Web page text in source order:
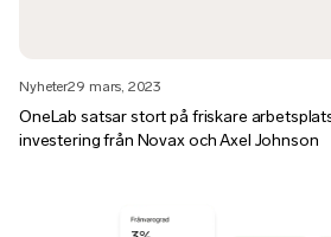
Nyheter29 mars, 2023
OneLab satsar stort på friskare
investering från Novax och Axel Johnson